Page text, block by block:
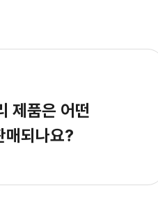
제품은 어떤
매되나요?